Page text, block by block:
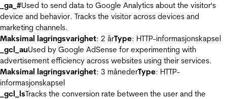
_ga_#Used to send data to Google Analytics about the visitor's
device and behavior. Tracks the visitor across devices and
marketing channels.
Maksimal lagringsvarighet: 2 årType: HTTP-informasjonskapsel
_gcl_auUsed by Google AdSense for experimenting with
advertisement efficiency across websites using their services.
Maksimal lagringsvarighet: 3 månederType: HTTP-
informasjonskapsel
_gcl_lsTracks the conversion rate between the user and the